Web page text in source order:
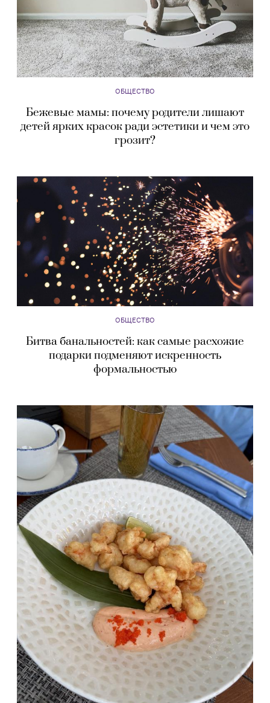
ОБЩЕСТВО
Бежевые мамы: почему родители лишают
детей ярких красок ради эстетики и чем это
грозит?
ОБЩЕСТВО
Битва банальностей: как самые расхожие
подарки подменяют искренность
формальностью